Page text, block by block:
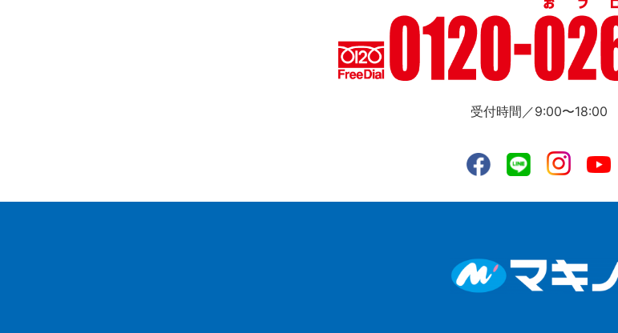
受付時間／9:00〜18:00